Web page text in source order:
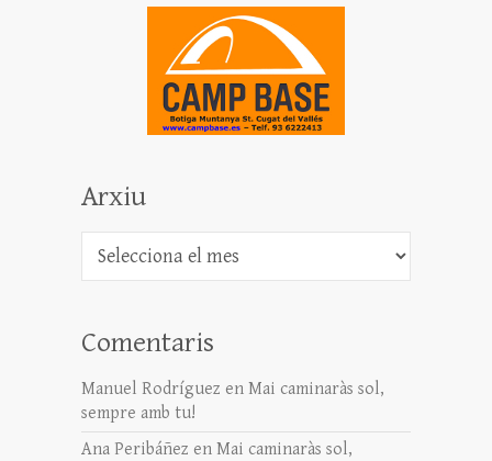
Arxiu
Arxiu
Comentaris
Manuel Rodríguez en Mai caminaràs sol,
sempre amb tu!
Ana Peribáñez en Mai caminaràs sol,